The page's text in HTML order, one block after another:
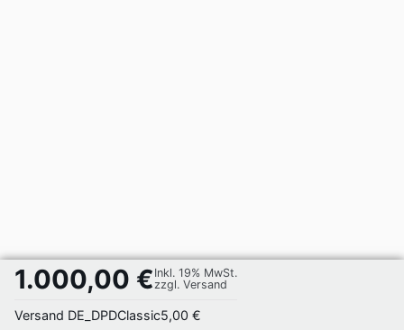
1.000,00 € Inkl. 19% MwSt.
zzgl. Versand
Versand DE_DPDClassic5,00 €